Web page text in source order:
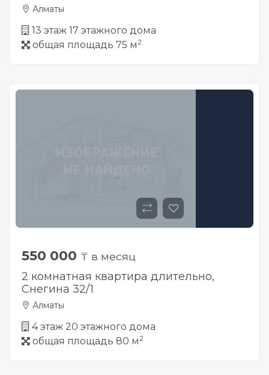
Алматы
13 этаж 17 этажного дома
общая площадь 75 м2
550 000 ₸ в месяц
2 комнатная квартира длительно,
Снегина 32/1
Алматы
4 этаж 20 этажного дома
общая площадь 80 м2